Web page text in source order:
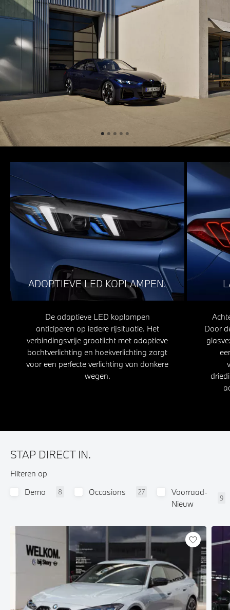
ADOPTIEVE LED KOPLAMPEN.
De adaptieve LED koplampen
anticiperen op iedere rijsituatie. Het
verbindingsvrije grootlicht met adaptieve
bochtverlichting en hoekverlichting zorgt
voor een perfecte verlichting van donkere
wegen.
Door
STAP DIRECT IN.
Filteren op
Demo
8 Occasions 27
Voorraad-
Nieuw
9